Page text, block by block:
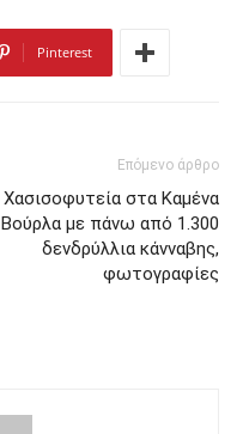
Pinterest
Επόμενο άρθρο
Χασισοφυτεία στα Καμένα
Βούρλα με πάνω από 1.300
δενδρύλλια κάνναβης,
φωτογραφίες